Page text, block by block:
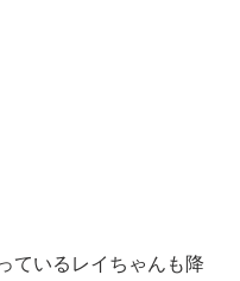
ているレイちゃんも降